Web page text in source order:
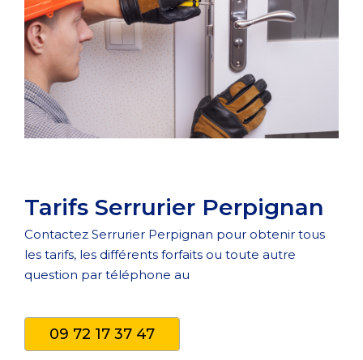
Tarifs Serrurier Perpignan
Contactez Serrurier Perpignan pour obtenir tous
les tarifs, les différents forfaits ou toute autre
question par téléphone au
09 72 17 37 47